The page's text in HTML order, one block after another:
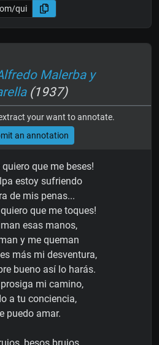
Malerba y
(1937)
your want to annotate.
an annotation
quiero que me beses!
estoy sufriendo
de mis penas...
quiero que me toques!
esas manos,
y me queman
más mi desventura,
bueno así lo harás.
mi camino,
a tu conciencia,
puedo amar.